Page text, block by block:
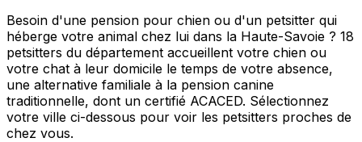
Besoin d'une pension pour chien ou d'un petsitter qui
héberge votre animal chez lui dans la Haute-Savoie ? 18
petsitters du département accueillent votre chien ou
votre chat à leur domicile le temps de votre absence,
une alternative familiale à la pension canine
traditionnelle, dont un certifié ACACED. Sélectionnez
votre ville ci-dessous pour voir les petsitters proches de
chez vous.